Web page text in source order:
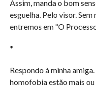
Assim, manda o bom
esguelha. Pelo visor.
entremos em “O
*
Respondo à minha
homofobia estão mais